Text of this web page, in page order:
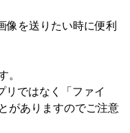
像を送りたい時に便利
ではなく「ファイ
がありますのでご注意